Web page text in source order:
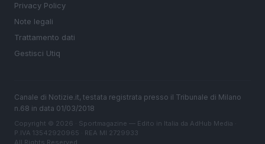
Privacy Policy
Note legali
Trattamento dati
Gestisci Utiq
Canale di Notizie.it, testata registrata presso il Tribunale di Milano
n.68 in data 01/03/2018
Copyright © 2026 · Sportmagazine — Edito in Italia da AdHub Media
P.IVA 13542920965 · REA MI 2729933
All Rights Reserved